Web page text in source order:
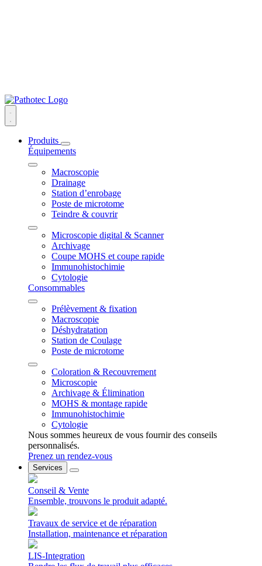
Produits
Équipements
Macroscopie
Drainage
Station d’enrobage
Poste de microtome
Teindre & couvrir
Microscopie digital & Scanner
Archivage
Coupe MOHS et coupe rapide
Immunohistochimie
Cytologie
Consommables
Prélèvement & fixation
Macroscopie
Déshydratation
Station de Coulage
Poste de microtome
Coloration & Recouvrement
Microscopie
Archivage & Élimination
MOHS & montage rapide
Immunohistochimie
Cytologie
Nous sommes heureux de vous fournir des conseils
personnalisés.
Prenez un rendez-vous
Services
Conseil & Vente
Ensemble, trouvons le produit adapté.
Travaux de service et de réparation
Installation, maintenance et réparation
LIS-Integration